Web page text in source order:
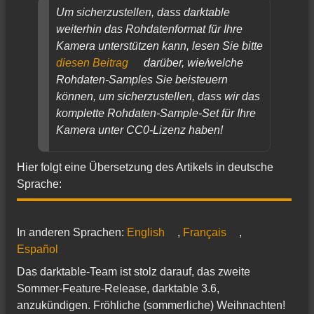
Um sicherzustellen, dass darktable
weiterhin das Rohdatenformat für Ihre
Kamera unterstützen kann, lesen Sie bitte
diesen Beitrag
darüber, wie/welche
Rohdaten-Samples Sie beisteuern
können, um sicherzustellen, dass wir das
komplette Rohdaten-Sample-Set für Ihre
Kamera unter CC0-Lizenz haben!
Hier folgt eine Übersetzung des Artikels in deutsche
Sprache:
In anderen Sprachen: English , Français
,
Español
Das darktable-Team ist stolz darauf, das zweite
Sommer-Feature-Release, darktable 3.6,
anzukündigen. Fröhliche (sommerliche) Weihnachten!